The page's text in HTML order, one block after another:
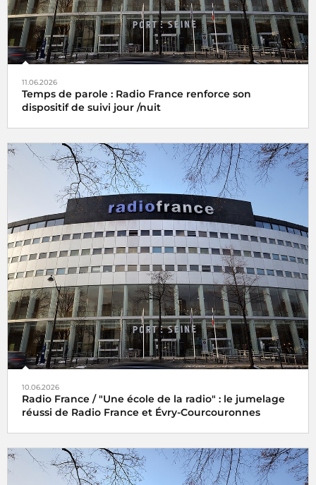
11.06.2026
Temps de parole : Radio France renforce son
dispositif de suivi jour /nuit
10.06.2026
Radio France / "Une école de la radio" : le jumelage
réussi de Radio France et Évry-Courcouronnes